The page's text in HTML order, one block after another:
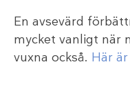
En avsevärd
mycket vanligt när
vuxna också. Här